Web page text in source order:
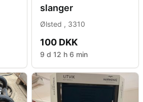
slanger
Ølsted , 3310
100 DKK
9 d 12 h 6 min